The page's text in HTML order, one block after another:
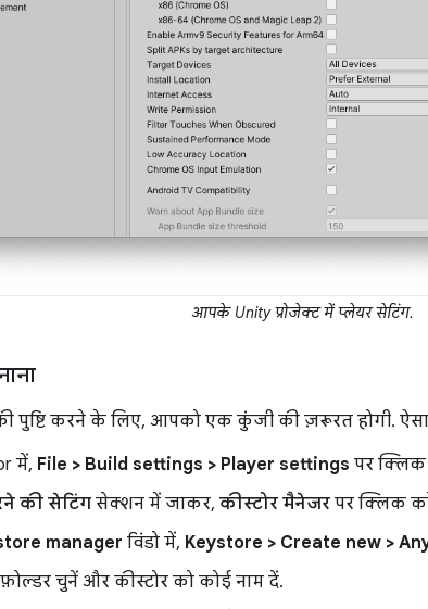
आपके Unity प्रोजेक्ट में प्लेयर सेटिंग.
पुष्टि करने के लिए, आपको एक कुंजी की ज़रूरत होगी.
में, File > Build settings > Player settings पर
की सेटिंग सेक्शन में जाकर, कीस्टोर मैनेजर पर क्लिक
manager विंडो में, Keystore > Create new >
चुनें और कीस्टोर को कोई नाम दें.